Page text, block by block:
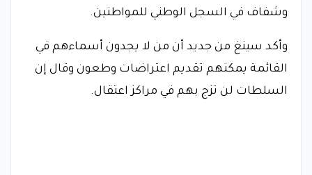
وشفاف في السجل الوطني للمواطنين.
وأكد سينغ من جديد أن من لا يجدون أسماءهم في
القائمة يمكنهم تقديم اعتراضات وطعون وقال إن
السلطات لن تزج بهم في مراكز اعتقال.